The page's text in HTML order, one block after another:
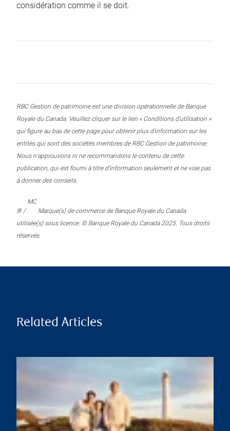
considération comme il se doit.
RBC Gestion de patrimoine est une division opérationnelle de Banque
Royale du Canada. Veuillez cliquer sur le lien « Conditions d’utilisation »
qui figure au bas de cette page pour obtenir plus d’information sur les
entités qui sont des sociétés membres de RBC Gestion de patrimoine.
Nous n’approuvons ni ne recommandons le contenu de cette
publication, qui est fourni à titre d’information seulement et ne vise pas
à donner des conseils.
® /
MC
Marque(s) de commerce de Banque Royale du Canada
utilisée(s) sous licence. © Banque Royale du Canada 2025. Tous droits
réservés.
Related Articles